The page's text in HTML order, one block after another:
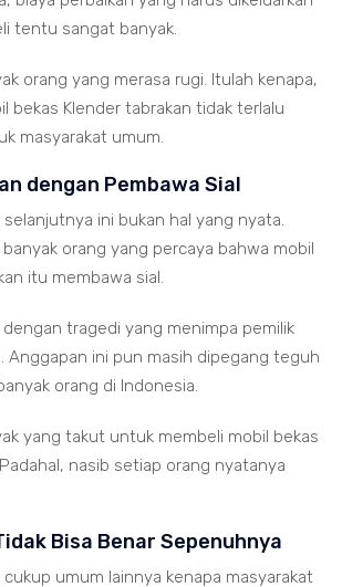
tentu sangat banyak.
orang yang merasa rugi. Itulah kenapa,
bekas Klender tabrakan tidak terlalu
masyarakat umum.
dengan Pembawa Sial
selanjutnya ini bukan hal yang nyata.
orang yang percaya bahwa mobil
itu membawa sial.
dengan tragedi yang menimpa pemilik
Anggapan ini pun masih dipegang teguh
orang di Indonesia.
yang takut untuk membeli mobil bekas
nasib setiap orang nyatanya
Bisa Benar Sepenuhnya
umum lainnya kenapa masyarakat